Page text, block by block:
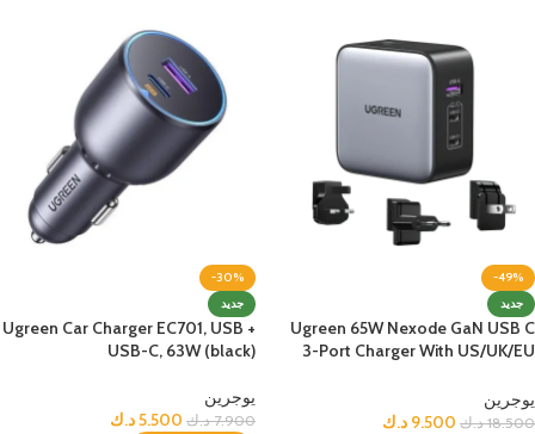
-49%
جديد
Ugreen 65W Nexode GaN USB C
3-Port Charger With US/UK/EU
يوجرين
18.500 د.ك 9.500 د.ك
-30%
جديد
Ugreen Car Charger EC701, USB +
USB-C, 63W (black)
يوجرين
7.900 د.ك 5.500د.ك